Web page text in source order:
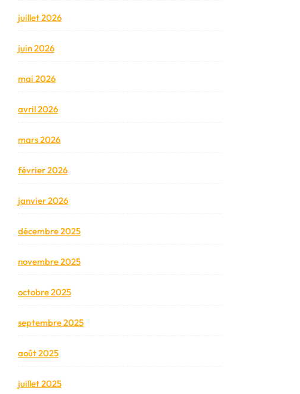
juillet 2026
juin 2026
mai 2026
avril 2026
mars 2026
février 2026
janvier 2026
décembre 2025
novembre 2025
octobre 2025
septembre 2025
août 2025
juillet 2025